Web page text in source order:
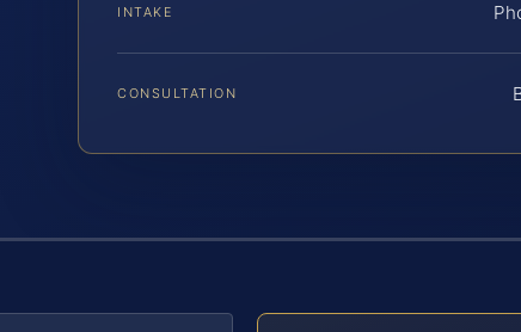
INTAKE
CONSULTATION